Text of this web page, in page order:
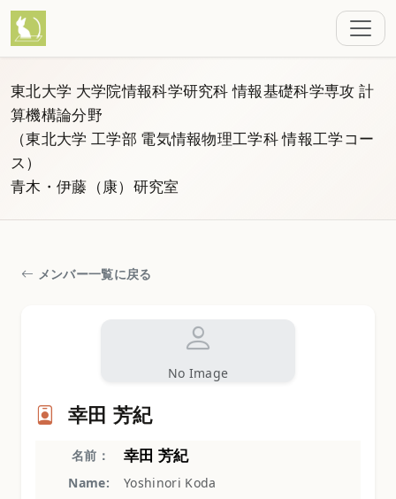
東北大学 大学院情報科学研究科 情報基礎科学専攻 計
算機構論分野
（東北大学 工学部 電気情報物理工学科 情報工学コー
ス）
青木・伊藤（康）研究室
メンバー一覧に戻る
No Image
幸田 芳紀
名前： 幸田 芳紀
Name:
Yoshinori Koda